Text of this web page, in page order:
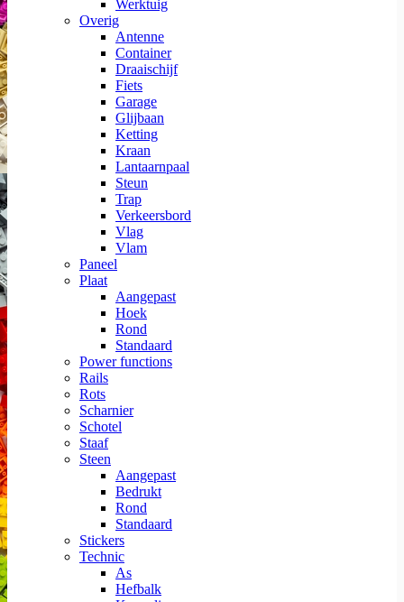
Werktuig
Overig
Antenne
Container
Draaischijf
Fiets
Garage
Glijbaan
Ketting
Kraan
Lantaarnpaal
Steun
Trap
Verkeersbord
Vlag
Vlam
Paneel
Plaat
Aangepast
Hoek
Rond
Standaard
Power functions
Rails
Rots
Scharnier
Schotel
Staaf
Steen
Aangepast
Bedrukt
Rond
Standaard
Stickers
Technic
As
Hefbalk